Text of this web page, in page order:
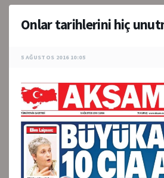
Onlar tarihlerini hiç
5 AĞUSTOS 2016 10:05